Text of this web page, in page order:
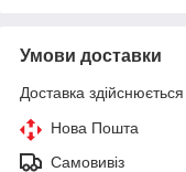
Умови доставки
Доставка
Нова Пошта
Самовивіз